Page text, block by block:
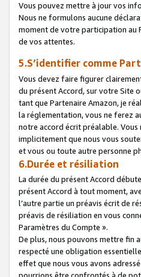
Vous pouvez mettre à jour vos
Nous ne formulons aucune
moment de votre participation au
de vos attentes.
5.S’identifier comme
Vous devez faire figurer
du présent Accord, sur votre Site
tant que Partenaire Amazon, je
la réglementation, vous ne ferez
notre accord écrit préalable. Vous
implicitement que nous vous
et vous ou toute autre personne
6.Durée et résiliation
La durée du présent Accord
présent Accord à tout moment,
l’autre partie un préavis écrit de
préavis de résiliation en vous
Paramètres du Compte ».
De plus, nous pouvons mettre fin
respecté une obligation
effet que nous vous avons
pourrions être confrontés à de